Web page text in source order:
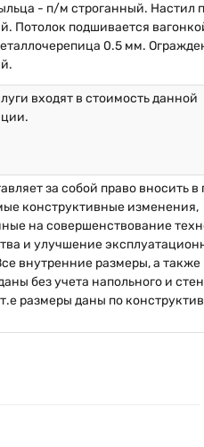
- п/м строганный. Настил
Потолок подшивается
0.5 мм.
входят в стоимость данной
за собой право вносить в
конструктивные изменения,
на совершенствование
и улучшение
внутренние размеры, а также
без учета напольного и
размеры даны по